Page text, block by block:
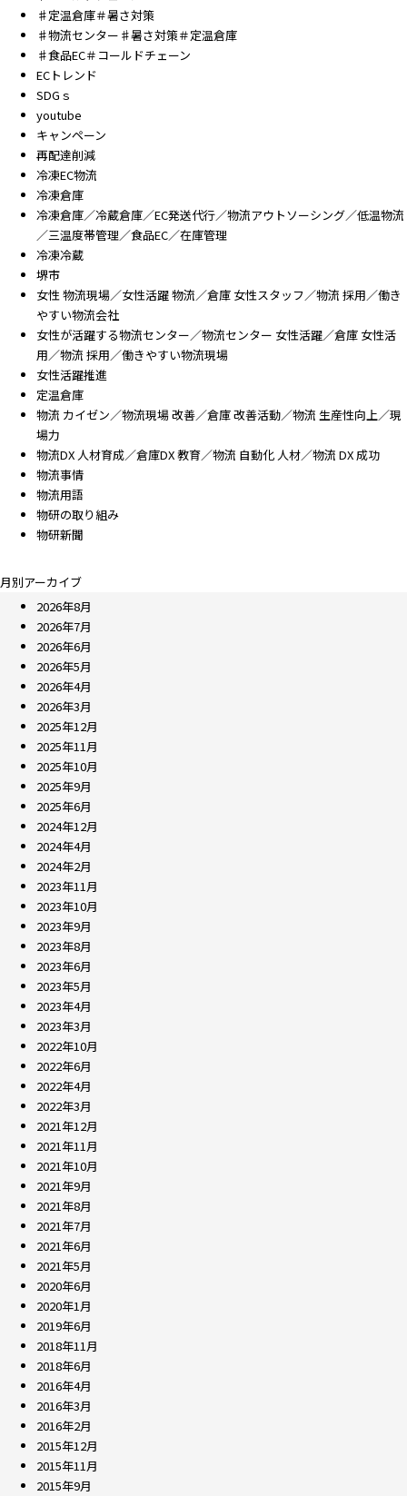
♯定温倉庫＃暑さ対策
♯物流センター♯暑さ対策＃定温倉庫
♯食品EC＃コールドチェーン
ECトレンド
SDGｓ
youtube
キャンペーン
再配達削減
冷凍EC物流
冷凍倉庫
冷凍倉庫／冷蔵倉庫／EC発送代行／物流アウトソーシング／低温物流
／三温度帯管理／食品EC／在庫管理
冷凍冷蔵
堺市
女性 物流現場／女性活躍 物流／倉庫 女性スタッフ／物流 採用／働き
やすい物流会社
女性が活躍する物流センター／物流センター 女性活躍／倉庫 女性活
用／物流 採用／働きやすい物流現場
女性活躍推進
定温倉庫
物流 カイゼン／物流現場 改善／倉庫 改善活動／物流 生産性向上／現
場力
物流DX 人材育成／倉庫DX 教育／物流 自動化 人材／物流 DX 成功
物流事情
物流用語
物研の取り組み
物研新聞
月別アーカイブ
2026年8月
2026年7月
2026年6月
2026年5月
2026年4月
2026年3月
2025年12月
2025年11月
2025年10月
2025年9月
2025年6月
2024年12月
2024年4月
2024年2月
2023年11月
2023年10月
2023年9月
2023年8月
2023年6月
2023年5月
2023年4月
2023年3月
2022年10月
2022年6月
2022年4月
2022年3月
2021年12月
2021年11月
2021年10月
2021年9月
2021年8月
2021年7月
2021年6月
2021年5月
2020年6月
2020年1月
2019年6月
2018年11月
2018年6月
2016年4月
2016年3月
2016年2月
2015年12月
2015年11月
2015年9月